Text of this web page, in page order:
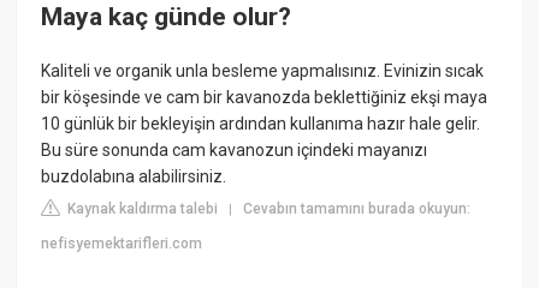
Maya kaç günde olur?
Kaliteli ve organik unla besleme yapmalısınız. Evinizin sıcak
bir köşesinde ve cam bir kavanozda beklettiğiniz ekşi maya
10 günlük bir bekleyişin ardından kullanıma hazır hale gelir.
Bu süre sonunda cam kavanozun içindeki mayanızı
buzdolabına alabilirsiniz.
Kaynak kaldırma talebi |Cevabın tamamını burada okuyun:
nefisyemektarifleri.com